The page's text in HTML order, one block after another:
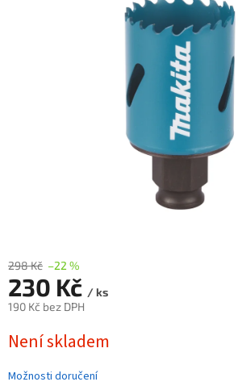
298 Kč –22 %
230 Kč / ks
190 Kč bez DPH
cena:
Není skladem
Možnosti doručení